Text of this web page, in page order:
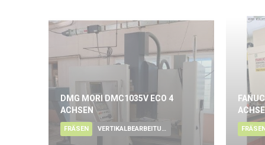
DMG MORI DMC1035V ECO 4
ACHSEN
FRÄSEN VERTIKALBEARBEITUNGSZENTRUM